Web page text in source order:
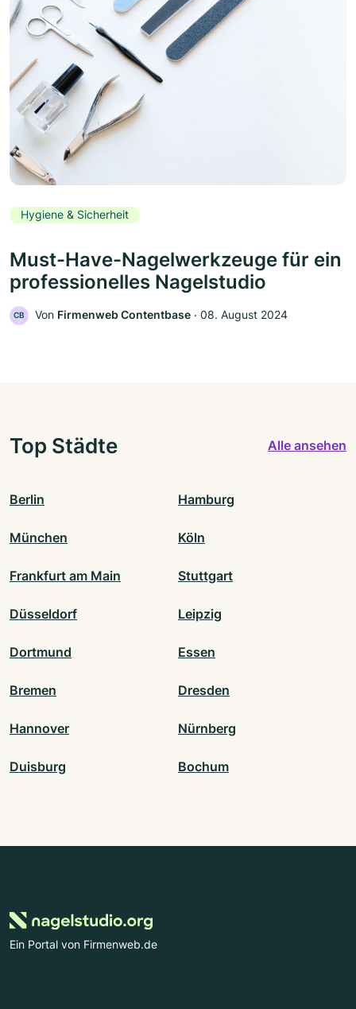
Hygiene & Sicherheit
Must-Have-Nagelwerkzeuge für ein
professionelles Nagelstudio
CB Von Firmenweb Contentbase ‧ 08. August 2024
Top Städte Alle ansehen
Berlin Hamburg
München Köln
Frankfurt am Main Stuttgart
Düsseldorf Leipzig
Dortmund Essen
Bremen Dresden
Hannover Nürnberg
Duisburg Bochum
Ein Portal von Firmenweb.de